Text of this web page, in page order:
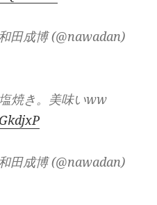
成博 (@nawadan)
焼き。美味いww
成博 (@nawadan)